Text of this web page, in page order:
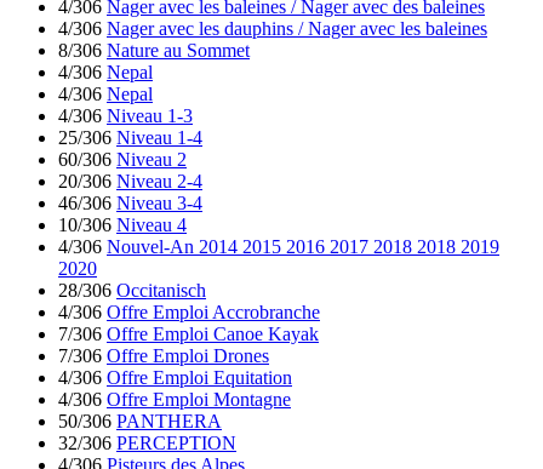
4/306 Nager avec les baleines / Nager avec des baleines
4/306 Nager avec les dauphins / Nager avec les baleines
8/306 Nature au Sommet
4/306 Nepal
4/306 Nepal
4/306 Niveau 1-3
25/306 Niveau 1-4
60/306 Niveau 2
20/306 Niveau 2-4
46/306 Niveau 3-4
10/306 Niveau 4
4/306 Nouvel-An 2014 2015 2016 2017 2018 2018 2019
2020
28/306 Occitanisch
4/306 Offre Emploi Accrobranche
7/306 Offre Emploi Canoe Kayak
7/306 Offre Emploi Drones
4/306 Offre Emploi Equitation
4/306 Offre Emploi Montagne
50/306 PANTHERA
32/306 PERCEPTION
4/306 Pisteurs des Alpes